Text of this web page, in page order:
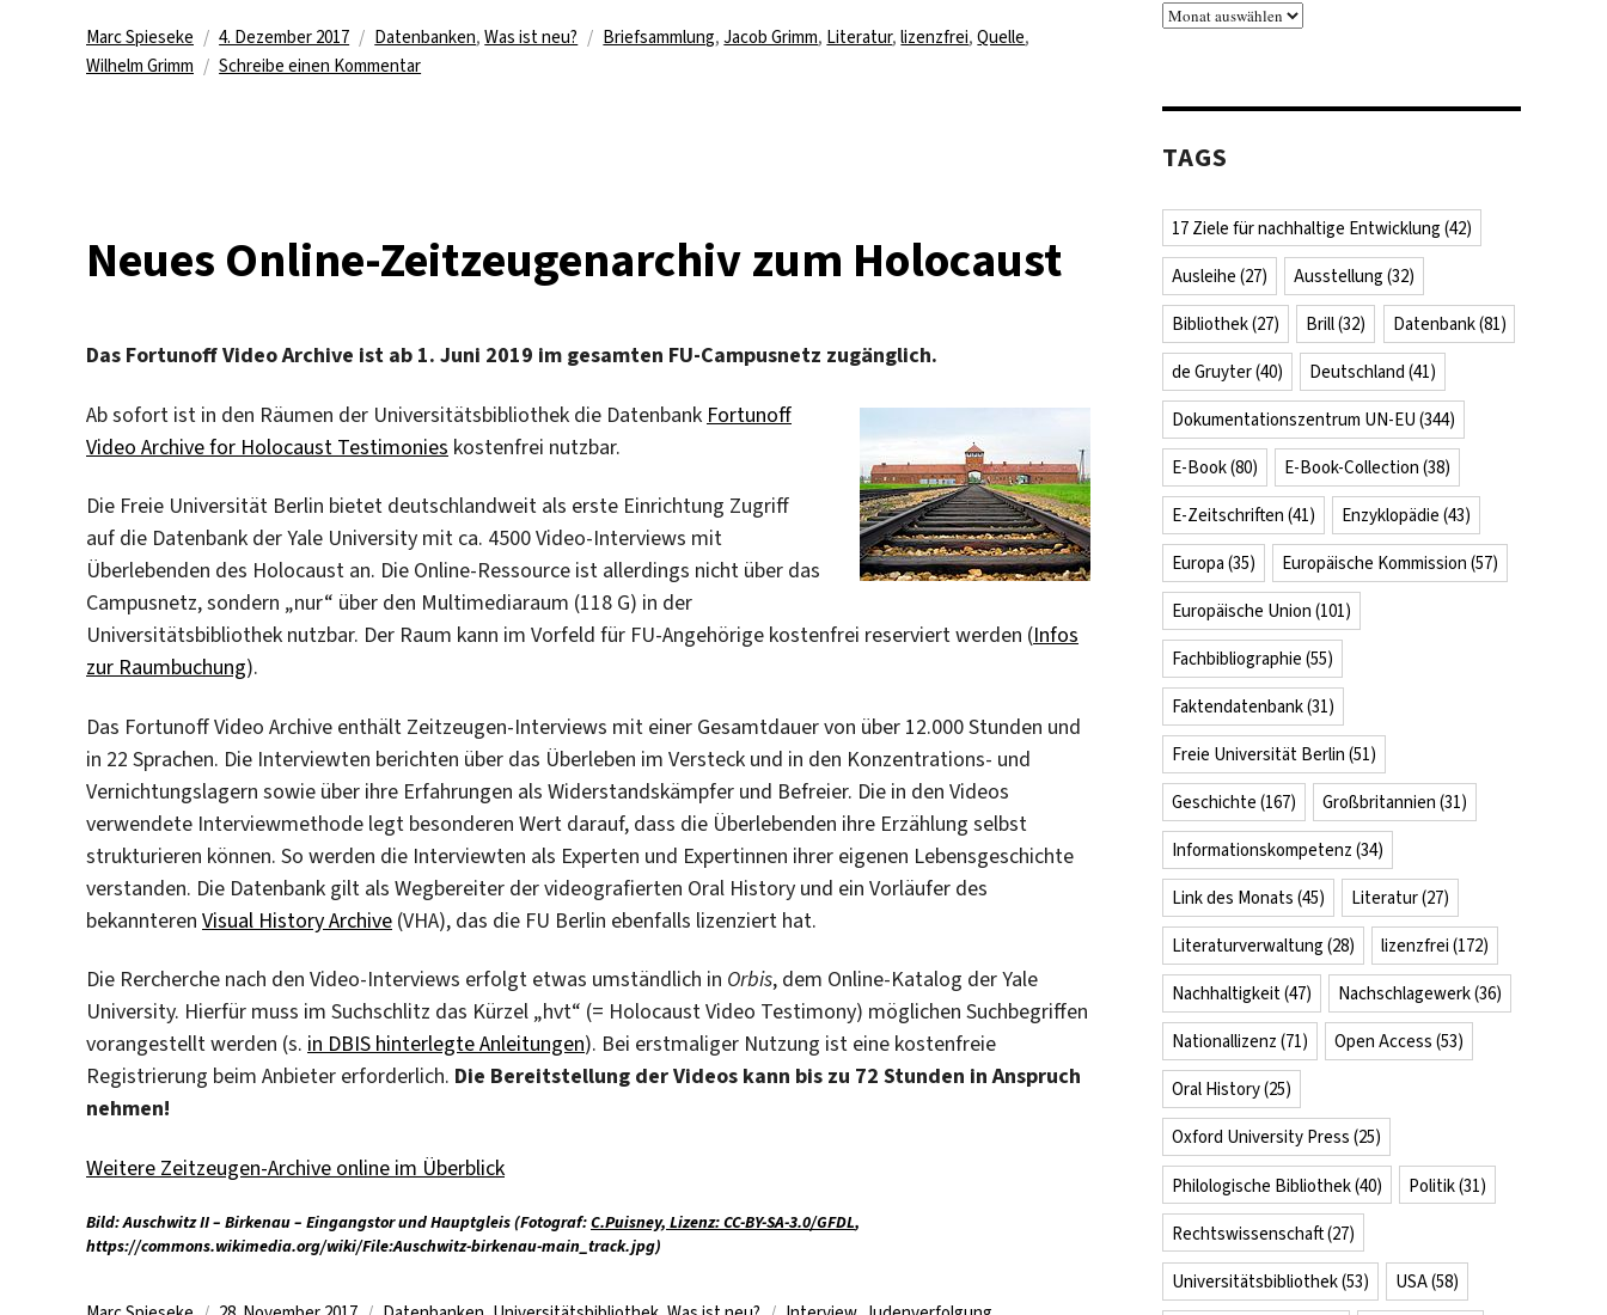
Autor
Marc Spieseke
Veröffentlicht
am
4. Dezember 2017 Kategorien
Datenbanken,Was ist neu? Schlagwörter
Briefsammlung,Jacob Grimm, Literatur,lizenzfrei,Quelle,
Wilhelm Grimm
Schreibe einen Kommentarzu
Neues Online-Zeitzeugenarchiv zum Holocaust
Das Fortunoff Video Archive ist ab 1. Juni 2019 im gesamten FU-Campusnetz zugänglich.
Ab sofort ist in den Räumen der Universitätsbibliothek die Datenbank Fortunoff
Video Archive for Holocaust Testimonies kostenfrei nutzbar.
Die Freie Universität Berlin bietet deutschlandweit als erste Einrichtung Zugriff
auf die Datenbank der Yale University mit ca. 4500 Video-Interviews mit
Überlebenden des Holocaust an. Die Online-Ressource ist allerdings nicht über das
Campusnetz, sondern „nur“ über den Multimediaraum (118 G) in der
Universitätsbibliothek nutzbar. Der Raum kann im Vorfeld für FU-Angehörige kostenfrei reserviert werden (Infos
zur Raumbuchung).
Das Fortunoff Video Archive enthält Zeitzeugen-Interviews mit einer Gesamtdauer von über 12.000 Stunden und
in 22 Sprachen. Die Interviewten berichten über das Überleben im Versteck und in den Konzentrations- und
Vernichtungslagern sowie über ihre Erfahrungen als Widerstandskämpfer und Befreier. Die in den Videos
verwendete Interviewmethode legt besonderen Wert darauf, dass die Überlebenden ihre Erzählung selbst
strukturieren können. So werden die Interviewten als Experten und Expertinnen ihrer eigenen Lebensgeschichte
verstanden. Die Datenbank gilt als Wegbereiter der videografierten Oral History und ein Vorläufer des
bekannteren Visual History Archive (VHA), das die FU Berlin ebenfalls lizenziert hat.
Die Rercherche nach den Video-Interviews erfolgt etwas umständlich in Orbis, dem Online-Katalog der Yale
University. Hierfür muss im Suchschlitz das Kürzel „hvt“ (= Holocaust Video Testimony) möglichen Suchbegriffen
vorangestellt werden (s. in DBIS hinterlegte Anleitungen). Bei erstmaliger Nutzung ist eine kostenfreie
Registrierung beim Anbieter erforderlich. Die Bereitstellung der Videos kann bis zu 72 Stunden in Anspruch
nehmen!
Weitere Zeitzeugen-Archive online im Überblick
Bild: Auschwitz II – Birkenau – Eingangstor und Hauptgleis (Fotograf:C.Puisney, Lizenz: CC-BY-SA-3.0/GFDL,
https://commons.wikimedia.org/wiki/File:Auschwitz-birkenau-main_track.jpg)
Archiv
TAGS
17 Ziele für nachhaltige Entwicklung (42)
Ausleihe (27) Ausstellung (32)
Bibliothek(27) Brill(32) Datenbank(81)
de Gruyter(40) Deutschland (41)
Dokumentationszentrum UN-EU (344)
E-Book(80) E-Book-Collection (38)
E-Zeitschriften (41) Enzyklopädie (43)
Europa (35) Europäische Kommission (57)
Europäische Union (101)
Fachbibliographie (55)
Faktendatenbank(31)
Freie Universität Berlin (51)
Geschichte (167) Großbritannien (31)
Informationskompetenz (34)
Link des Monats (45) Literatur(27)
Literaturverwaltung (28) lizenzfrei (172)
Nachhaltigkeit(47) Nachschlagewerk(36)
Nationallizenz (71) Open Access (53)
Oral History(25)
Oxford University Press (25)
Philologische Bibliothek(40) Politik(31)
Rechtswissenschaft(27)
Universitätsbibliothek(53) USA(58)